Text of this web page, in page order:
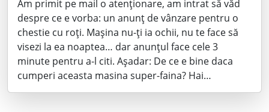
Am primit pe mail o atenționare, am intrat să văd
despre ce e vorba: un anunț de vânzare pentru o
chestie cu roți. Mașina nu-ți ia ochii, nu te face să
visezi la ea noaptea… dar anunțul face cele 3
minute pentru a-l citi. Așadar: De ce e bine daca
cumperi aceasta masina super-faina? Hai…